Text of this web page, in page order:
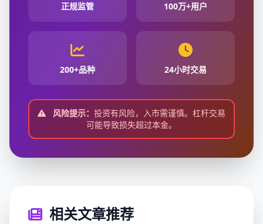
正规监管 100万+用户
200+品种 24小时交易
风险提示： 投资有风险，入市需谨慎。杠杆交易
可能导致损失超过本金。
相关文章推荐